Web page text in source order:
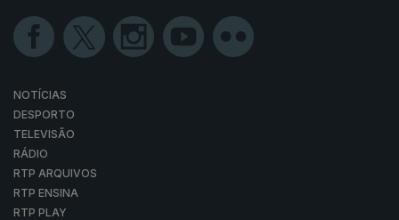
NOTÍCIAS
DESPORTO
TELEVISÃO
RÁDIO
RTP ARQUIVOS
RTP ENSINA
RTP PLAY